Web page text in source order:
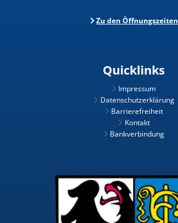
Zu den Öffnungszeiten
Quicklinks
Impressum
Datenschutzerklärung
Barrierefreiheit
Kontakt
Bankverbindung